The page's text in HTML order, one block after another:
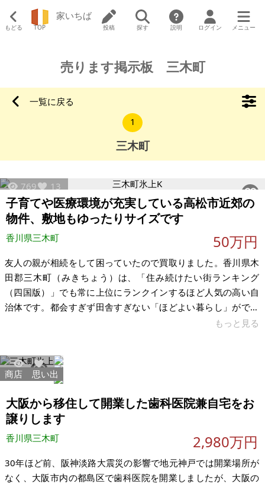
もどる TOP
家いちば
投稿 探す 説明 ログイン メニュー
売ります掲示板 三木町
一覧に戻る
1
三木町
769 13
子育てや医療環境が充実している高松市近郊の
物件、敷地もゆったりサイズです
香川県三木町 50万円
友人の親が相続をして困っていたので買取りました。香川県木
田郡三木町（みきちょう）は、「住み続けたい街ランキング
（四国版）」でも常に上位にランクインするほど人気の高い自
治体です。都会すぎず田舎すぎない「ほどよい暮らし」ができ
中でもなく大型車でも入れる南道路で平坦な環境だったので、
更地にしてコンテナハウスなど建て、セカンドハウス・趣味の
拠点として活用する予定でしたが、親族の介護により手放すこ
ととなった物件です。南側道路に面した約
もっと見る
7365 10
商店 思い出
大阪から移住して開業した歯科医院兼自宅をお
譲りします
香川県三木町 2,980万円
30年ほど前、阪神淡路大震災の影響で地元神戸では開業場所が
なく、大阪市内の都島区で歯科医院を開業しましたが、大阪の